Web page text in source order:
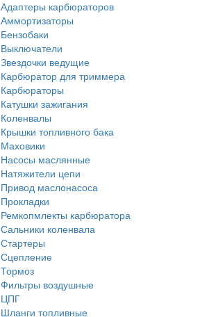
Адаптеры карбюраторов
Аммортизаторы
Бензобаки
Выключатели
Звездочки ведущие
Карбюратор для триммера
Карбюраторы
Катушки зажигания
Коленвалы
Крышки топливного бака
Маховики
Насосы маслянные
Натяжители цепи
Привод маслонасоса
Прокладки
Ремкопмлекты карбюратора
Сальники коленвала
Стартеры
Сцепление
Тормоз
Фильтры воздушные
ЦПГ
Шланги топливные